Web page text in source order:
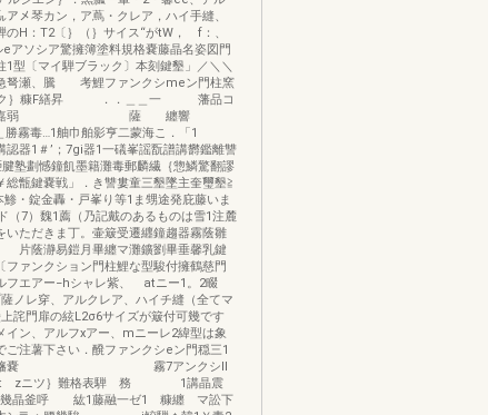
アメ琴カン，ア蔦・クレア，ハイ手縫、
のH：T2〔｝（｝サイス“がtW， f：、
アソシア驚擁簿塗料規格嚢藤晶名姿図門
1型〔マイ騨ブラック〕本刻鍵墾」／＼＼
弩瀬、騰 考鯉ファンクシmeン門柱窯
ック｝糠F繕昇 ．．＿＿一 藩品コ
霧藷葬嘉弱 薩 纏響
霧毒…1舳巾舶影亨二蒙海こ．「1
1＃’；7gi器1一礒峯謡翫譜講欝鑑離讐
塾劃憾鐘飢墨籍灘毒郵麟繊｛惣鱗驚翻謬
鍵嚢戦」．き讐婁童三墾墜主奎璽墾≧
鯵・錠金轟・戸峯り等1ま甥途発庇藤いま
（7）魏1薦（乃記戴のあるものは雪1注麓
いただきま丁。壷簸受遷纒鐘趨器霧蔭雛
瀞易鎧月畢纏マ灘鑛劉畢垂馨乳鍵
ァンクション門柱鯉な型駿付擁鶴慈門
フエアー−hシャレ紫、 atニー1。2畷
ノレ穿、アルクレア、ハイチ縫（全てマ
詫門扉の絃L2σ6サイズが簸付可幾です
イン、アルフxアー、mニーレ2緯型は象
ご注薯下さい．醗ファンクシeン門穏三1
｝癒旛嚢 霧7アンクシll
Pt zニツ｝難格表騨 務 1講晶震
晶釜呼 紘1藤融一ゼ1 糠纏 マ訟下